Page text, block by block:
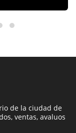
de la ciudad de
ventas, avaluos